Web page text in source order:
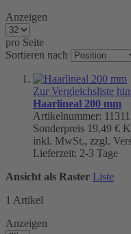
Anzeigen
pro Seite
Sortieren nach
Zur Vergleichsliste
Haarlineal 200 mm
Artikelnummer: 11311
Sonderpreis 19,49 €
inkl. MwSt., zzgl.
Lieferzeit: 2-3 Tage
Ansicht als Raster Liste
1 Artikel
Anzeigen